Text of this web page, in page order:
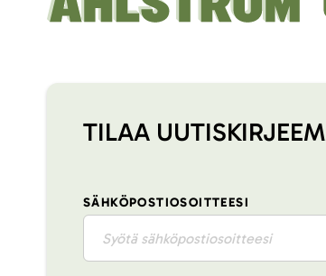
TILAA
SÄHKÖPOSTIOSOITTEESI